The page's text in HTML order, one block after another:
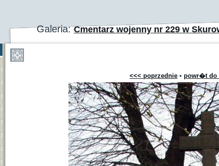
Galeria:Cmentarz wojenny nr 229 w
<<< poprzednie • powr�t do